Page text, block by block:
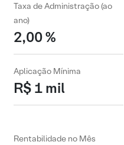
Taxa de Administração (ao
ano)
2,00 %
Aplicação Mínima
R$ 1 mil
Rentabilidade no Mês